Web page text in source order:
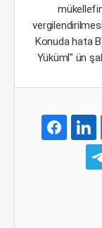
Konuda hata
Yüküml" ün